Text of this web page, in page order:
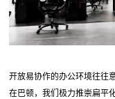
开放易协作的办公环境往往
在巴顿，我们极力推崇扁平